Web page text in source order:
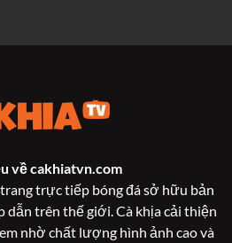
vềcakhiatvn.com
trực tiếp bóng đá sở hữu bản
dẫn trên thế giới. Cà khịa cải thiện
nhờ chất lượng hình ảnh cao và